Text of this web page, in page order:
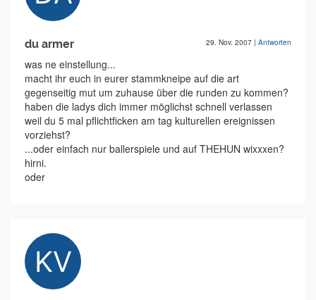
du armer 29. Nov. 2007 | Antworten
was ne einstellung...
macht ihr euch in eurer stammkneipe auf die art
gegenseitig mut um zuhause über die runden zu kommen?
haben die ladys dich immer möglichst schnell verlassen
weil du 5 mal pflichtficken am tag kulturellen ereignissen
vorziehst?
...oder einfach nur ballerspiele und auf THEHUN wixxxen?
hirni.
oder